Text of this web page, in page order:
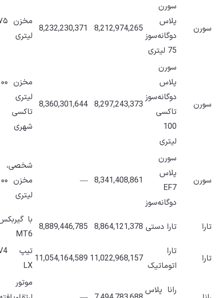
سورن
سورن
پلاس
دوگانه‌سوز
75 لیتری
8,212,974,265
8,232,230,371
مخزن ۷۵
لیتری
سورن
سورن
پلاس
دوگانه‌سوز
تاکسی
100
لیتری
8,297,243,373
8,360,301,644
مخزن ۱۰۰
لیتری
تاکسی
شهری
سورن
سورن
پلاس
EF7
دوگانه‌سوز
8,341,408,861
—
شخصی،
مخزن ۱۰۰
لیتری
تارا تارا دستی 8,864,121,378
8,889,446,785
با گیربکس
MT6
تارا
تارا
اتوماتیک
11,022,968,157
11,054,164,589
تیپ V4
LX
رانا پلاس
موتور